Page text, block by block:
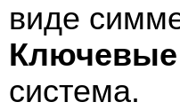
виде
система.